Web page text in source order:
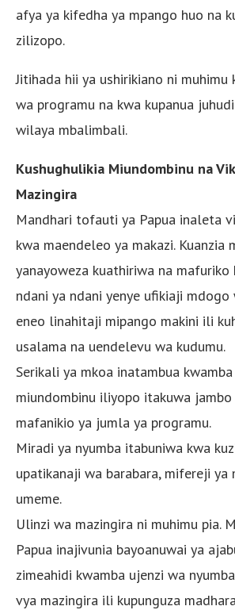
afya ya kifedha ya mpango huo na
zilizopo.
Jitihada hii ya ushirikiano ni muhimu
wa programu na kwa kupanua
wilaya mbalimbali.
Kushughulikia Miundombinu na
Mazingira
Mandhari tofauti ya Papua inaleta
kwa maendeleo ya makazi. Kuanzia
yanayoweza kuathiriwa na mafuriko
ndani ya ndani yenye ufikiaji mdogo
eneo linahitaji mipango makini ili
usalama na uendelevu wa kudumu.
Serikali ya mkoa inatambua
miundombinu iliyopo itakuwa
mafanikio ya jumla ya programu.
Miradi ya nyumba itabuniwa kwa
upatikanaji wa barabara, mifereji ya
umeme.
Ulinzi wa mazingira ni muhimu pia.
Papua inajivunia bayoanuwai ya
zimeahidi kwamba ujenzi wa
vya mazingira ili kupunguza